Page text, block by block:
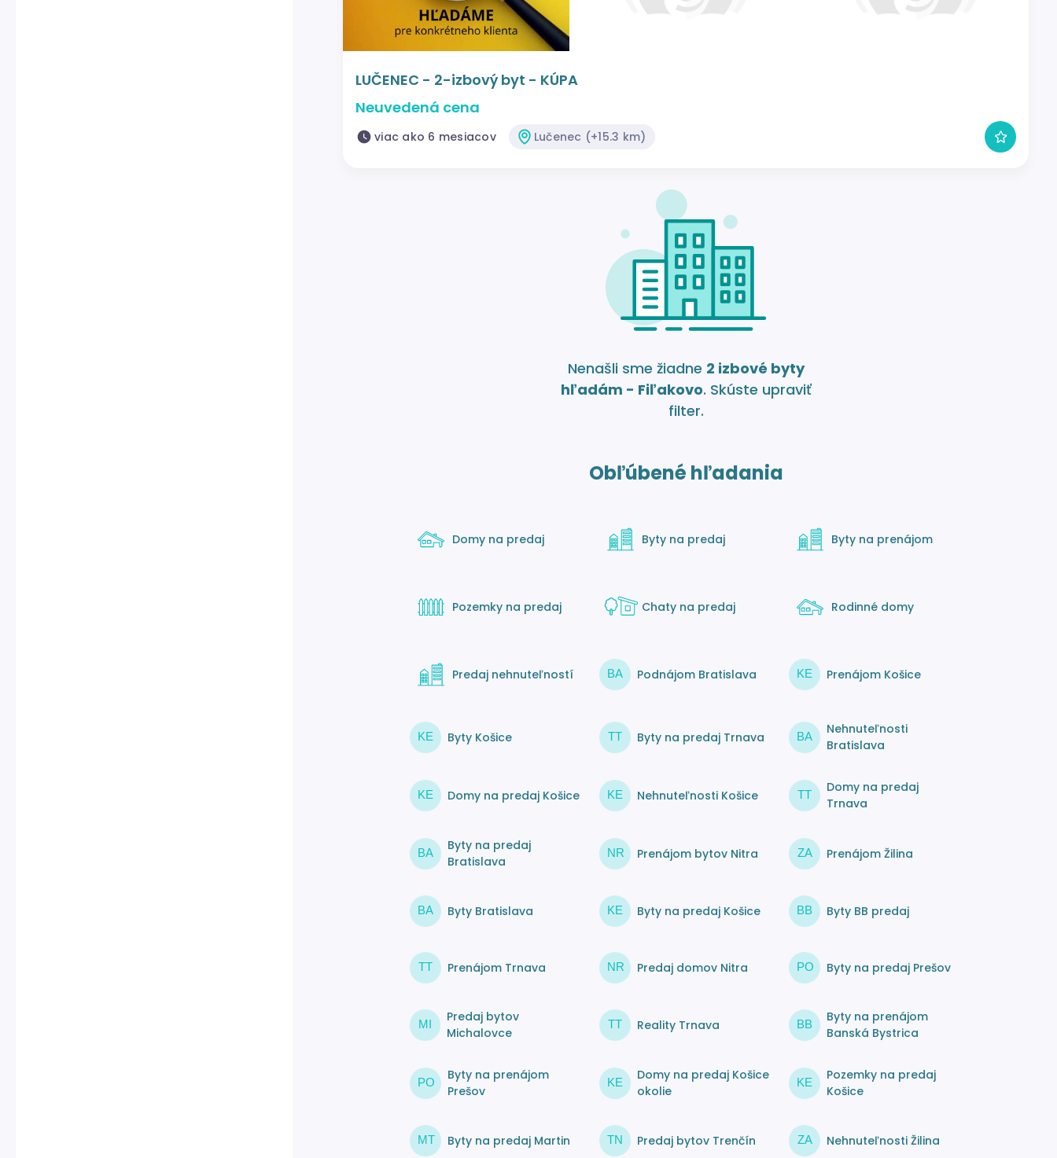
LUČENEC - 2-izbový byt - KÚPA
Neuvedená cena
viac ako 6 mesiacov Lučenec (+15.3 km)
Nenašli sme žiadne 2 izbové byty
hľadám - Fiľakovo. Skúste upraviť
filter.
Obľúbené hľadania
Domy na predaj Byty na predaj Byty na prenájom
Pozemky na predaj Chaty na predaj Rodinné domy
Predaj nehnuteľností BA Podnájom Bratislava KE Prenájom Košice
KE Byty Košice TT Byty na predaj Trnava BA
Nehnuteľnosti
Bratislava
KE Domy na predaj Košice KE Nehnuteľnosti Košice TT
Domy na predaj
Trnava
BA
Byty na predaj
Bratislava
NR Prenájom bytov Nitra ZA Prenájom Žilina
BA Byty Bratislava KE Byty na predaj Košice BB Byty BB predaj
TT Prenájom Trnava NR Predaj domov Nitra PO Byty na predaj Prešov
MI
Predaj bytov
Michalovce
TT Reality Trnava BB
Byty na prenájom
Banská Bystrica
PO
Byty na prenájom
Prešov
KE
Domy na predaj Košice
okolie
KE
Pozemky na predaj
Košice
MT Byty na predaj Martin TN Predaj bytov Trenčín ZA Nehnuteľnosti Žilina